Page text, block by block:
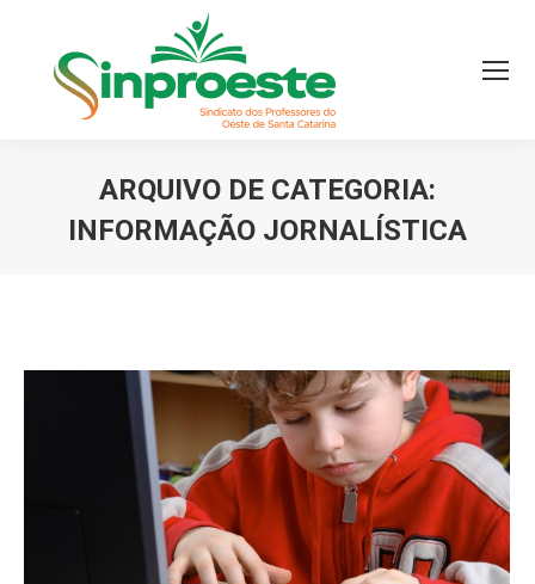
ARQUIVO DE CATEGORIA:
INFORMAÇÃO JORNALÍSTICA